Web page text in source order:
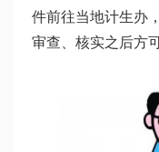
件前往当地计生办
审查、核实之后方